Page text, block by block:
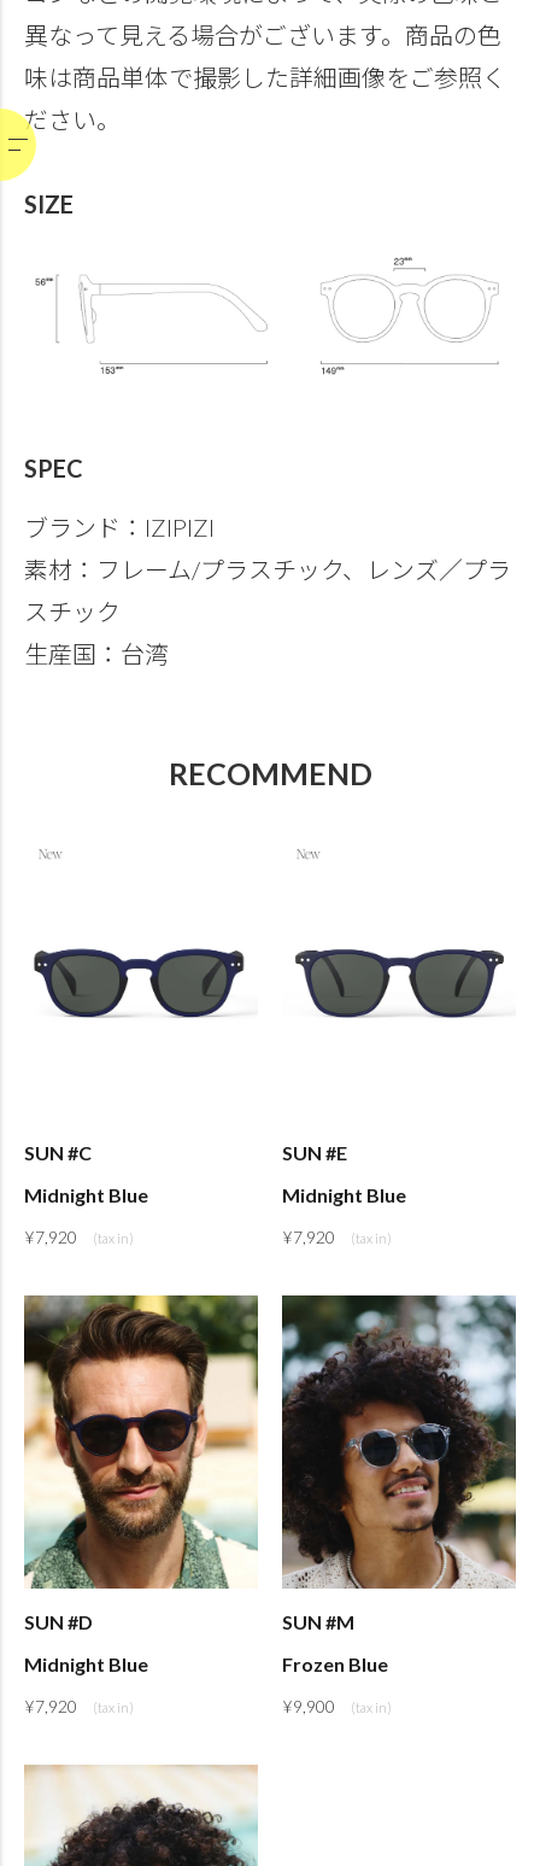
異なって見える場合がございます。商品の色
味は商品単体で撮影した詳細画像をご参照く
ださい。
SIZE
SPEC
ブランド：IZIPIZI
素材：フレーム/プラスチック、レンズ／プラ
スチック
生産国：台湾
RECOMMEND
SUN #C
Midnight Blue
¥7,920
SUN #E
Midnight Blue
¥7,920
SUN #D
Midnight Blue
¥7,920
SUN #M
Frozen Blue
¥9,900